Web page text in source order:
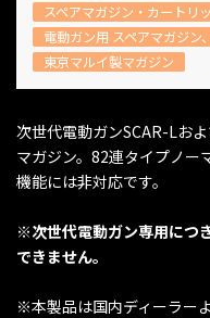
スペアマガジン・カートリ
電動ガン用 スペアマガジン
東京マルイ製マガジン
次世代電動ガンSCAR-Lお
マガジン。82連タイプノー
機能には非対応です。
※次世代電動ガン専用につ
できません。
※本製品は国内ディーラー